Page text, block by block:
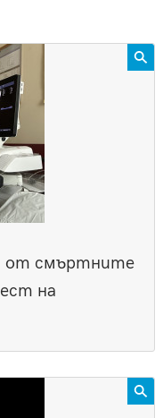
от смъртните
на